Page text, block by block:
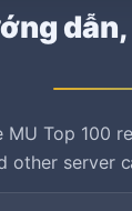
MU Top 100
other server